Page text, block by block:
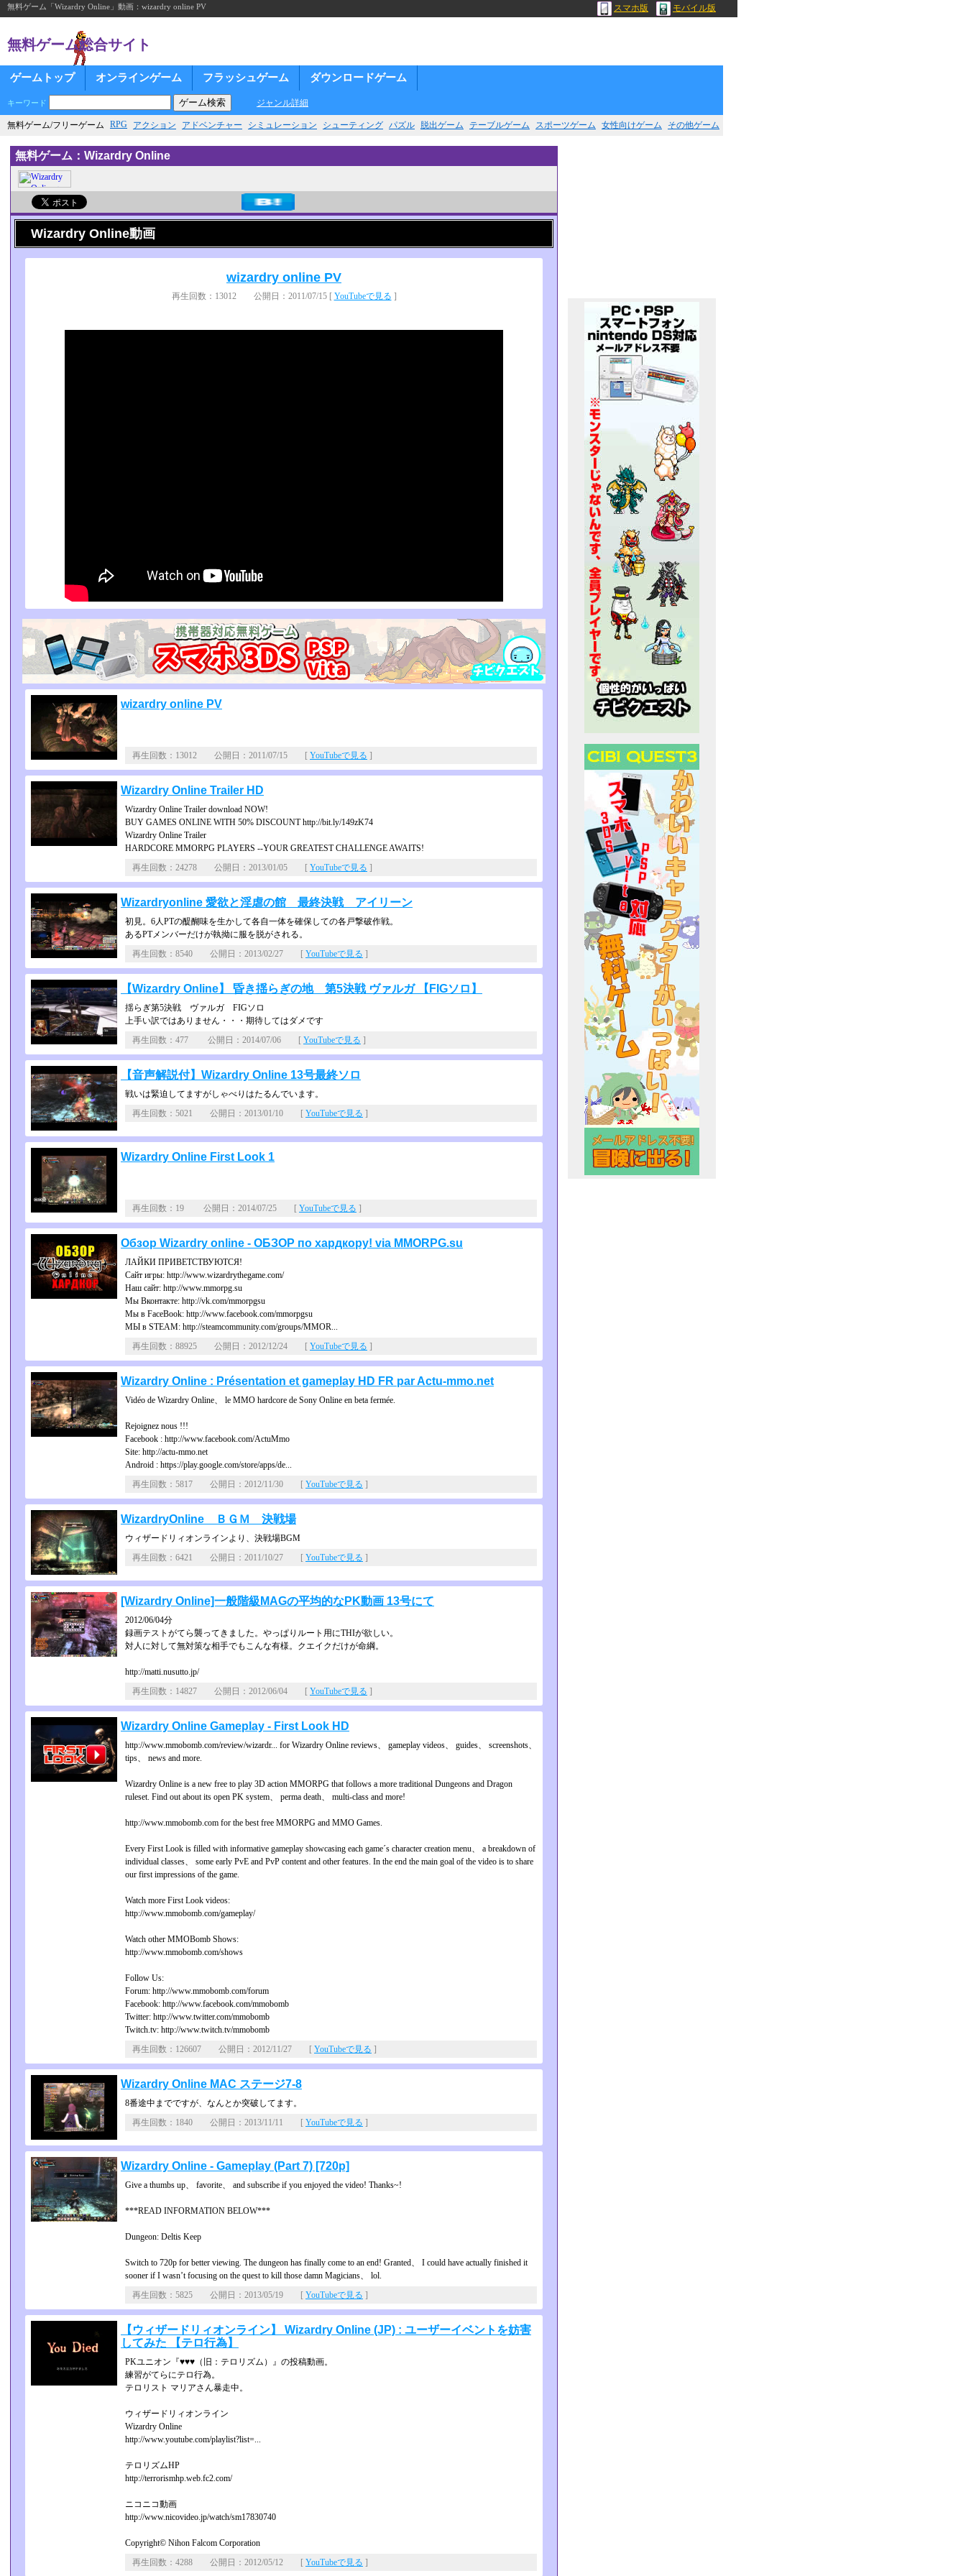
無料ゲーム「Wizardry Online」動画：wizardry online PV スマホ版 モバイル版
無料ゲーム総合サイト
ゲームトップ オンラインゲーム フラッシュゲーム ダウンロードゲーム
キーワード ジャンル詳細
無料ゲーム/フリーゲーム RPG アクション アドベンチャー シミュレーション シューティング パズル 脱出ゲーム テーブルゲーム スポーツゲーム 女性向けゲーム その他ゲーム
無料ゲーム：Wizardry Online
Wizardry Online動画
wizardry online PV
再生回数：13012 公開日：2011/07/15 [ YouTubeで見る ]
wizardry online PV
再生回数：13012 公開日：2011/07/15 [ YouTubeで見る ]
Wizardry Online Trailer HD
Wizardry Online Trailer download NOW!
BUY GAMES ONLINE WITH 50% DISCOUNT http://bit.ly/149zK74
Wizardry Online Trailer
HARDCORE MMORPG PLAYERS --YOUR GREATEST CHALLENGE AWAITS!
再生回数：24278 公開日：2013/01/05 [ YouTubeで見る ]
Wizardryonline 愛欲と淫虐の館 最終決戦 アイリーン
初見。6人PTの醍醐味を生かして各自一体を確保しての各戸撃破作戦。
あるPTメンバーだけが執拗に服を脱がされる。
再生回数：8540 公開日：2013/02/27 [ YouTubeで見る ]
【Wizardry Online】 昏き揺らぎの地 第5決戦 ヴァルガ 【FIGソロ】
揺らぎ第5決戦 ヴァルガ FIGソロ
上手い訳ではありません・・・期待してはダメです
再生回数：477 公開日：2014/07/06 [ YouTubeで見る ]
【音声解説付】Wizardry Online 13号最終ソロ
戦いは緊迫してますがしゃべりはたるんでいます。
再生回数：5021 公開日：2013/01/10 [ YouTubeで見る ]
Wizardry Online First Look 1
再生回数：19 公開日：2014/07/25 [ YouTubeで見る ]
Обзор Wizardry online - ОБЗОР по хардкору! via MMORPG.su
ЛАЙКИ ПРИВЕТСТВУЮТСЯ!
Сайт игры: http://www.wizardrythegame.com/
Наш сайт: http://www.mmorpg.su
Мы Вконтакте: http://vk.com/mmorpgsu
Мы в FaceBook: http://www.facebook.com/mmorpgsu
МЫ в STEAM: http://steamcommunity.com/groups/MMOR...
再生回数：88925 公開日：2012/12/24 [ YouTubeで見る ]
Wizardry Online : Présentation et gameplay HD FR par Actu-mmo.net
Vidéo de Wizardry Online、 le MMO hardcore de Sony Online en beta fermée.
Rejoignez nous !!!
Facebook : http://www.facebook.com/ActuMmo
Site: http://actu-mmo.net
Android : https://play.google.com/store/apps/de...
再生回数：5817 公開日：2012/11/30 [ YouTubeで見る ]
WizardryOnline ＢＧＭ 決戦場
ウィザードリィオンラインより、決戦場BGM
再生回数：6421 公開日：2011/10/27 [ YouTubeで見る ]
[Wizardry Online]一般階級MAGの平均的なPK動画 13号にて
2012/06/04分
録画テストがてら襲ってきました。やっぱりルート用にTHIが欲しい。
対人に対して無対策な相手でもこんな有様。クエイクだけが命綱。
http://matti.nusutto.jp/
再生回数：14827 公開日：2012/06/04 [ YouTubeで見る ]
Wizardry Online Gameplay - First Look HD
http://www.mmobomb.com/review/wizardr... for Wizardry Online reviews、 gameplay videos、 guides、 screenshots、
tips、 news and more.
Wizardry Online is a new free to play 3D action MMORPG that follows a more traditional Dungeons and Dragon
ruleset. Find out about its open PK system、 perma death、 multi-class and more!
http://www.mmobomb.com for the best free MMORPG and MMO Games.
Every First Look is filled with informative gameplay showcasing each game´s character creation menu、 a breakdown of
individual classes、 some early PvE and PvP content and other features. In the end the main goal of the video is to share
our first impressions of the game.
Watch more First Look videos:
http://www.mmobomb.com/gameplay/
Watch other MMOBomb Shows:
http://www.mmobomb.com/shows
Follow Us:
Forum: http://www.mmobomb.com/forum
Facebook: http://www.facebook.com/mmobomb
Twitter: http://www.twitter.com/mmobomb
Twitch.tv: http://www.twitch.tv/mmobomb
再生回数：126607 公開日：2012/11/27 [ YouTubeで見る ]
Wizardry Online MAC ステージ7-8
8番途中までですが、なんとか突破してます。
再生回数：1840 公開日：2013/11/11 [ YouTubeで見る ]
Wizardry Online - Gameplay (Part 7) [720p]
Give a thumbs up、 favorite、 and subscribe if you enjoyed the video! Thanks~!
***READ INFORMATION BELOW***
Dungeon: Deltis Keep
Switch to 720p for better viewing. The dungeon has finally come to an end! Granted、 I could have actually finished it
sooner if I wasn’t focusing on the quest to kill those damn Magicians、 lol.
再生回数：5825 公開日：2013/05/19 [ YouTubeで見る ]
【ウィザードリィオンライン】 Wizardry Online (JP) : ユーザーイベントを妨害
してみた 【テロ行為】
PKユニオン『♥♥♥（旧：テロリズム）』の投稿動画。
練習がてらにテロ行為。
テロリスト マリアさん暴走中。
ウィザードリィオンライン
Wizardry Online
http://www.youtube.com/playlist?list=...
テロリズムHP
http://terrorismhp.web.fc2.com/
ニコニコ動画
http://www.nicovideo.jp/watch/sm17830740
Copyright© Nihon Falcom Corporation
再生回数：4288 公開日：2012/05/12 [ YouTubeで見る ]